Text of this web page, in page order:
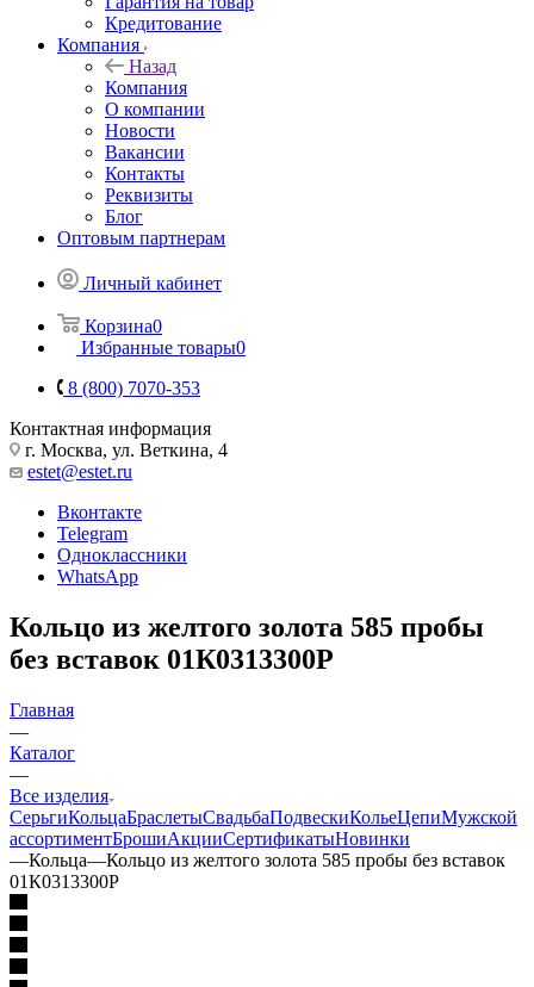
Кредитование
Компания
Назад
Компания
О компании
Новости
Вакансии
Контакты
Реквизиты
Блог
Оптовым партнерам
Личный кабинет
Корзина0
Избранные товары0
8 (800) 7070-353
Контактная информация
г. Москва, ул. Веткина, 4
estet@estet.ru
Вконтакте
Telegram
Одноклассники
WhatsApp
Кольцо из желтого золота 585 пробы
без вставок 01К0313300Р
Главная
—
Каталог
—
Все изделия
СерьгиКольцаБраслетыСвадьбаПодвескиКольеЦепиМужской
ассортиментБрошиАкцииСертификатыНовинки
—Кольца—Кольцо из желтого золота 585 пробы без вставок
01К0313300Р